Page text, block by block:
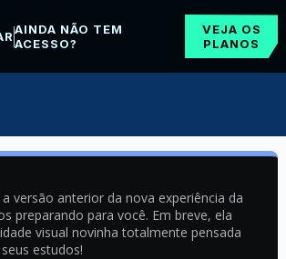
AINDA NÃO TEM
ACESSO?
VEJA OS
PLANOS
versão anterior da nova experiência da
preparando para você. Em breve, ela
visual novinha totalmente pensada
estudos!